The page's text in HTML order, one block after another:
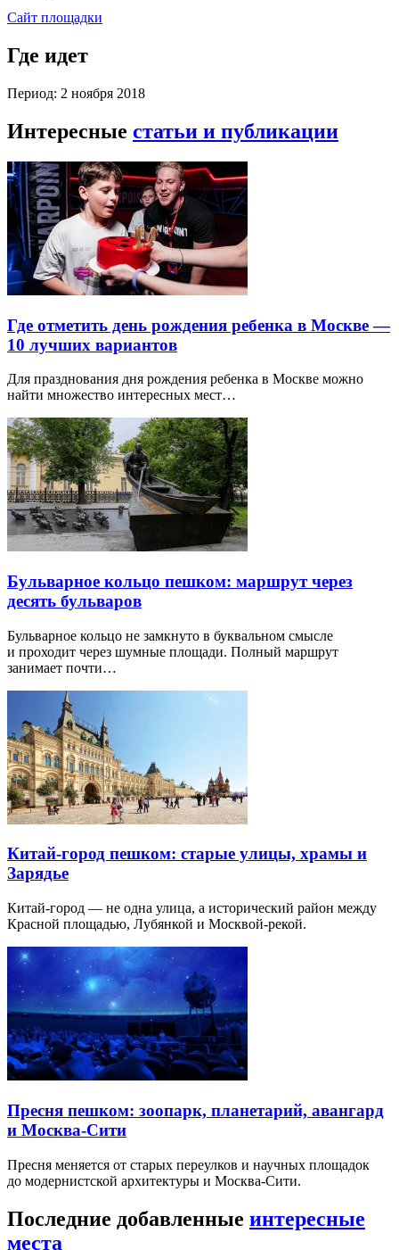
Сайт площадки
Где идет
Период: 2 ноября 2018
Интересные статьи и публикации
Где отметить день рождения ребенка в Москве —
10 лучших вариантов
Для празднования дня рождения ребенка в Москве можно
найти множество интересных мест…
Бульварное кольцо пешком: маршрут через
десять бульваров
Бульварное кольцо не замкнуто в буквальном смысле
и проходит через шумные площади. Полный маршрут
занимает почти…
Китай-город пешком: старые улицы, храмы и
Зарядье
Китай-город — не одна улица, а исторический район между
Красной площадью, Лубянкой и Москвой-рекой.
Пресня пешком: зоопарк, планетарий, авангард
и Москва-Сити
Пресня меняется от старых переулков и научных площадок
до модернистской архитектуры и Москва-Сити.
Последние добавленные интересные
места